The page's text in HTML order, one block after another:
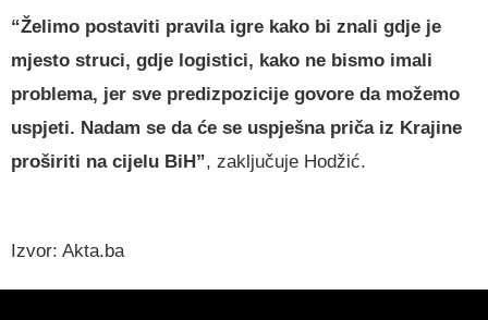
“Želimo postaviti pravila igre kako bi znali gdje je
mjesto struci, gdje logistici, kako ne bismo imali
problema, jer sve predizpozicije govore da možemo
uspjeti. Nadam se da će se uspješna priča iz Krajine
proširiti na cijelu BiH”, zaključuje Hodžić.
Izvor: Akta.ba